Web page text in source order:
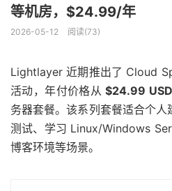
等机房，$24.99/年
2026-05-12 阅读(73)
Lightlayer 近期推出了 Cloud
活动，年付价格从$24.99 USD
务器套餐。该系列套餐适合个
测试、学习 Linux/Windows
博客环境等场景。